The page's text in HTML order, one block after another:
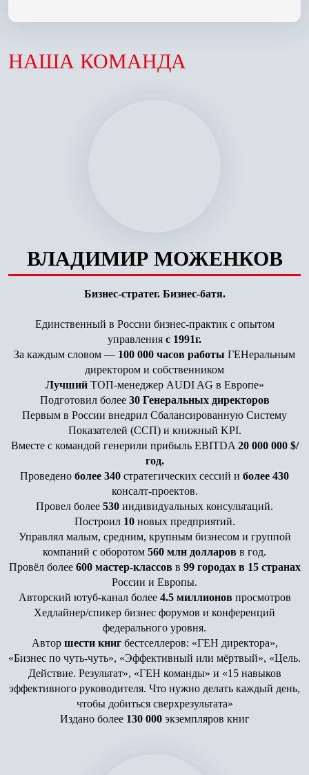
НАША КОМАНДА
ВЛАДИМИР МОЖЕНКОВ
Бизнес-стратег. Бизнес-батя.
Единственный в России бизнес-практик с опытом
управления с 1991г.
За каждым словом — 100 000 часов работы ГЕНеральным
директором и собственником
ЛучшийТОП-менеджер AUDI AG в Европе»
Подготовил более 30 Генеральных директоров
Первым в России внедрил Сбалансированную Систему
Показателей (ССП) и книжный KPI.
Вместе с командой генерили прибыль EBITDA 20 000 000 $/
год.
Проведено более 340 стратегических сессий и более 430
консалт-проектов.
Провел более 530 индивидуальных консультаций.
Построил 10новых предприятий.
Управлял малым, средним, крупным бизнесом и группой
компаний с оборотом 560 млн долларов в год.
Провёл более 600 мастер-классов в 99 городах в 15 странах
России и Европы.
Авторский ютуб-канал более 4.5 миллионов просмотров
Хедлайнер/спикер бизнес форумов и конференций
федерального уровня.
Автор шести книгбестселлеров: «ГЕН директора»,
«Бизнес по чуть-чуть», «Эффективный или мёртвый», «Цель.
Действие. Результат», «ГЕН команды» и «15 навыков
эффективного руководителя. Что нужно делать каждый день,
чтобы добиться сверхрезультата»
Издано более 130 000экземпляров книг